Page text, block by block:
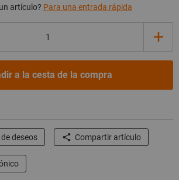
artículo? Para una entrada rápida
a la cesta de la compra
deseos Compartir artículo